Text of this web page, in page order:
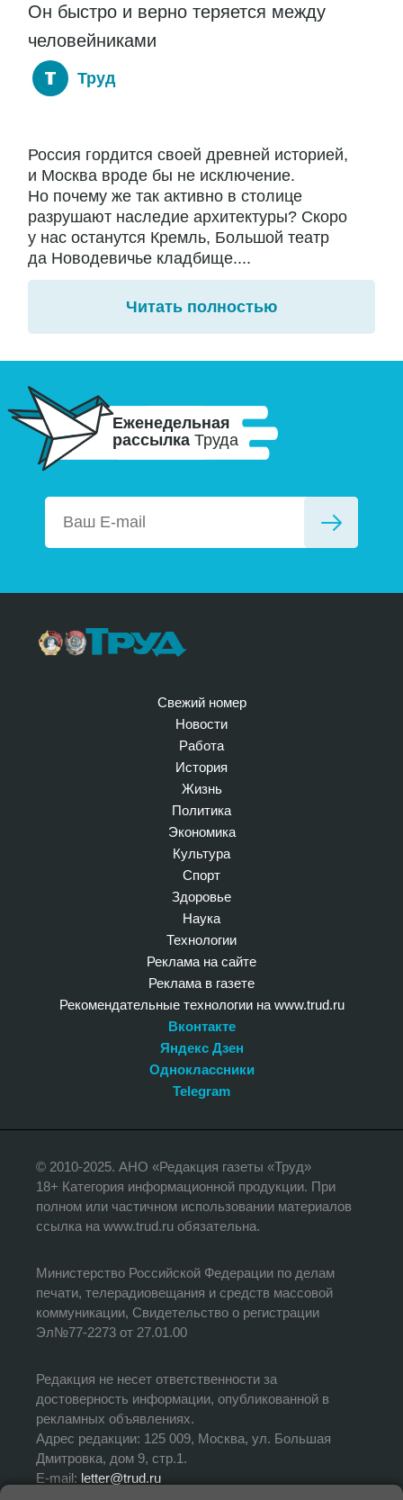
Он быстро и верно теряется между
человейниками
Труд
Россия гордится своей древней историей,
и Москва вроде бы не исключение.
Но почему же так активно в столице
разрушают наследие архитектуры? Скоро
у нас останутся Кремль, Большой театр
да Новодевичье кладбище....
Читать полностью
Еженедельная
рассылка Труда
Свежий номер
Новости
Работа
История
Жизнь
Политика
Экономика
Культура
Спорт
Здоровье
Наука
Технологии
Реклама на сайте
Реклама в газете
Рекомендательные технологии на www.trud.ru
Вконтакте
Яндекс Дзен
Одноклассники
Telegram
© 2010-2025. АНО «Редакция газеты «Труд»
18+ Категория информационной продукции. При
полном или частичном использовании материалов
ссылка на www.trud.ru обязательна.
Министерство Российской Федерации по делам
печати, телерадиовещания и средств массовой
коммуникации, Свидетельство о регистрации
Эл№77-2273 от 27.01.00
Редакция не несет ответственности за
достоверность информации, опубликованной в
рекламных объявлениях.
Адрес редакции: 125 009, Москва, ул. Большая
Дмитровка, дом 9, стр.1.
E-mail: letter@trud.ru